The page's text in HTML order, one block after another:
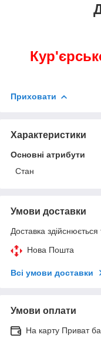
Приховати
Характеристики
Основні атрибути
Стан
Умови доставки
Доставка здійснюється
Нова Пошта
Всі умови доставки
Умови оплати
На карту Приват